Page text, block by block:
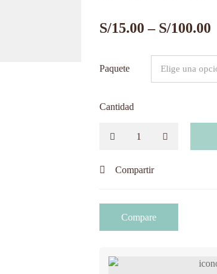
S/15.00 – S/100.00
Paquete
Cantidad
Compartir
Compare